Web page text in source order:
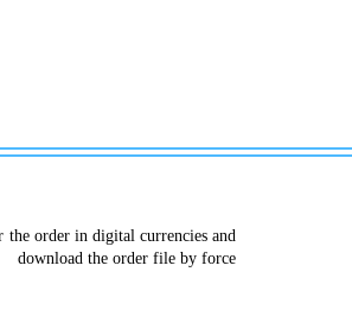
the order in digital currencies and
download the order file by force